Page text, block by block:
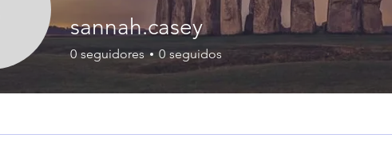
sannah.casey
0 seguidores 0 seguidos